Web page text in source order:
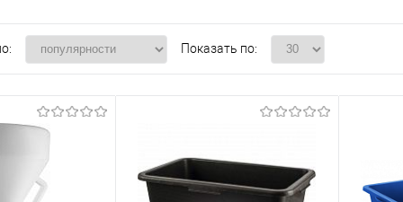
Показать по: